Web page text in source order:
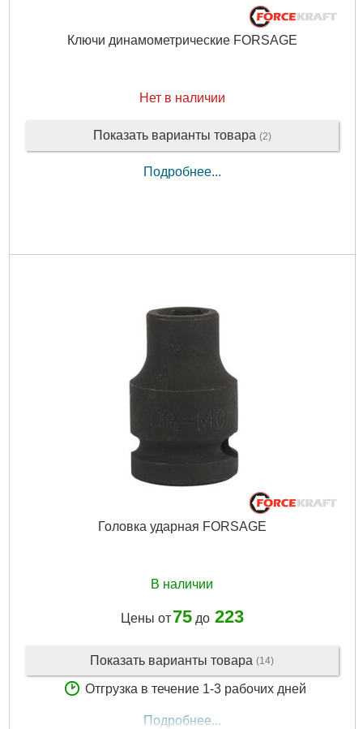
Ключи динамометрические FORSAGE
Нет в наличии
Показать варианты товара (2)
Подробнее...
Головка ударная FORSAGE
В наличии
Цены от 75до 223
Показать варианты товара (14)
Отгрузка в течение 1-3 рабочих дней
Подробнее...